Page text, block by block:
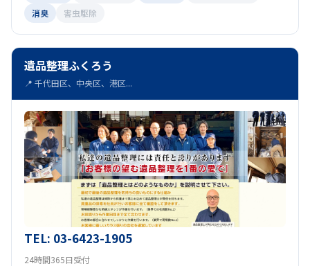
消臭
害虫駆除
遺品整理ふくろう
📍 千代田区、中央区、港区...
TEL: 03-6423-1905
24時間365日受付